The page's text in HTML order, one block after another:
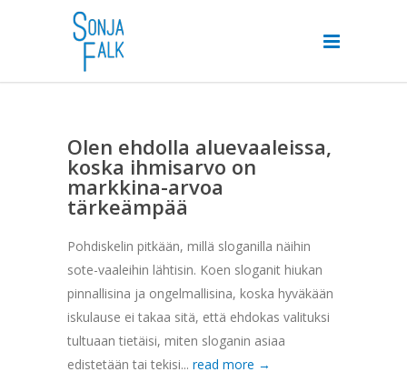
Olen ehdolla aluevaaleissa,
koska ihmisarvo on
markkina-arvoa
tärkeämpää
Pohdiskelin pitkään, millä sloganilla näihin
sote-vaaleihin lähtisin. Koen sloganit hiukan
pinnallisina ja ongelmallisina, koska hyväkään
iskulause ei takaa sitä, että ehdokas valituksi
tultuaan tietäisi, miten sloganin asiaa
edistetään tai tekisi... read more →